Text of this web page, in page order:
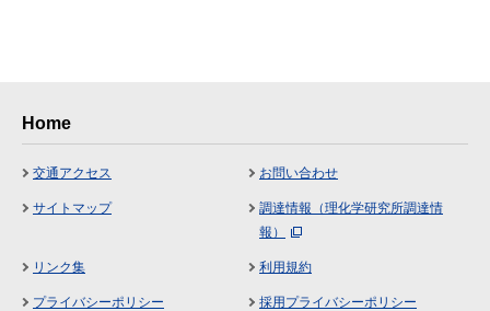
Home
交通アクセス お問い合わせ
サイトマップ
調達情報（理化学研究所調達情
報）
リンク集 利用規約
プライバシーポリシー 採用プライバシーポリシー